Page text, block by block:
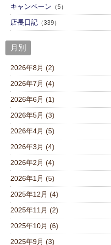
キャンペーン （5）
店⾧日記 （339）
月別
2026年8月 (2)
2026年7月 (4)
2026年6月 (1)
2026年5月 (3)
2026年4月 (5)
2026年3月 (4)
2026年2月 (4)
2026年1月 (5)
2025年12月 (4)
2025年11月 (2)
2025年10月 (6)
2025年9月 (3)